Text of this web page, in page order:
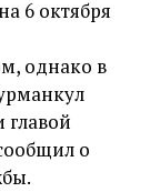
6 октября
однако в
о